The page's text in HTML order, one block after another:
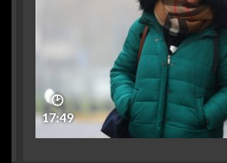
🕑
17:49